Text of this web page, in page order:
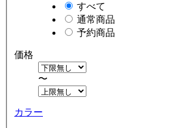
すべて
通常商品
予約商品
価格
〜
カラー